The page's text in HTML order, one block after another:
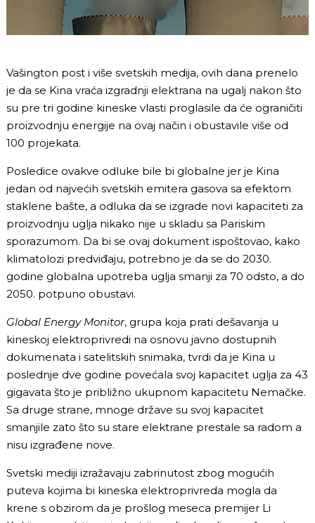
Vašington post i više svetskih medija, ovih dana prenelo
je da se Kina vraća izgradnji elektrana na ugalj nakon što
su pre tri godine kineske vlasti proglasile da će ograničiti
proizvodnju energije na ovaj način i obustavile više od
100 projekata.
Posledice ovakve odluke bile bi globalne jer je Kina
jedan od najvećih svetskih emitera gasova sa efektom
staklene bašte, a odluka da se izgrade novi kapaciteti za
proizvodnju uglja nikako nije u skladu sa Pariskim
sporazumom. Da bi se ovaj dokument ispoštovao, kako
klimatolozi predviđaju, potrebno je da se do 2030.
godine globalna upotreba uglja smanji za 70 odsto, a do
2050. potpuno obustavi.
Global Energy Monitor, grupa koja prati dešavanja u
kineskoj elektroprivredi na osnovu javno dostupnih
dokumenata i satelitskih snimaka, tvrdi da je Kina u
poslednje dve godine povećala svoj kapacitet uglja za 43
gigavata što je približno ukupnom kapacitetu Nemačke.
Sa druge strane, mnoge države su svoj kapacitet
smanjile zato što su stare elektrane prestale sa radom a
nisu izgrađene nove.
Svetski mediji izražavaju zabrinutost zbog mogućih
puteva kojima bi kineska elektroprivreda mogla da
krene s obzirom da je prošlog meseca premijer Li